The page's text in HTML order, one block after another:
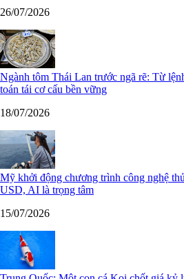
26/07/2026
Ngành tôm Thái Lan trước ngã rẽ: Từ
toán tái cơ cấu bền vững
18/07/2026
Mỹ khởi động chương trình công nghệ
USD, AI là trọng tâm
15/07/2026